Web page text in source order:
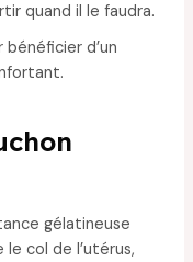
quand il le faudra.
bénéficier d’un
gélatineuse
col de l’utérus,